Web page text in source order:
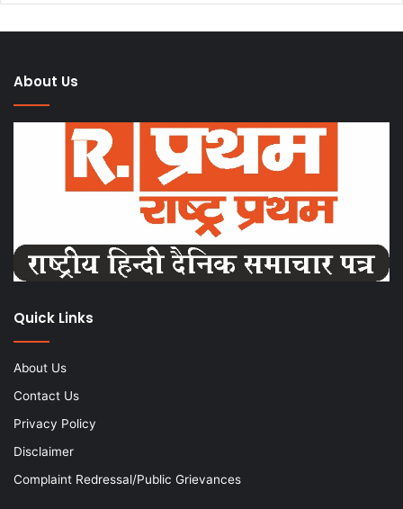
About Us
Quick Links
About Us
Contact Us
Privacy Policy
Disclaimer
Complaint Redressal/Public Grievances